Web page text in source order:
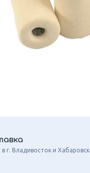
г. Владивосток и Хабаровск